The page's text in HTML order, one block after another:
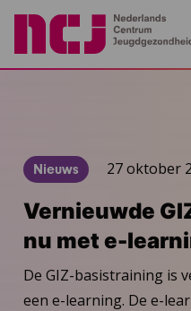
Nieuws 27 oktober
Vernieuwde
nu met e-
De GIZ-basistraining is
een e-learning. De e-